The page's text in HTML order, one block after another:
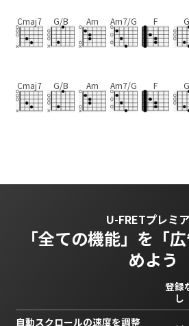
Cmaj7 G/B Am Am7/G F G
Cmaj7 G/B Am Am7/G F G
U-FRETプレミ
「全ての機能」を 「
めよう
登録
し
自動スクロールの速度を調整